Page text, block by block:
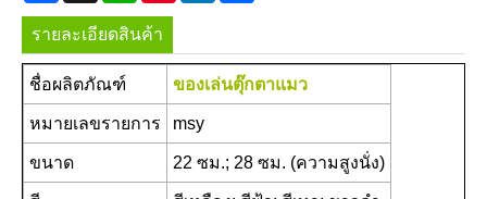
รายละเอียดสินค้า
ชื่อผลิตภัณฑ์ ของเล่นตุ๊กตาแมว
หมายเลขรายการ msy
ขนาด 22 ซม.; 28 ซม. (ความสูงนั่ง)